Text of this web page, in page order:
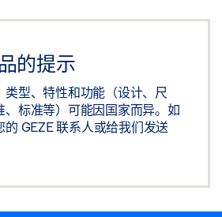
的提示
类型、特性和功能（设计、尺
、标准等）可能因国家而异。如
GEZE 联系人或给我们发送